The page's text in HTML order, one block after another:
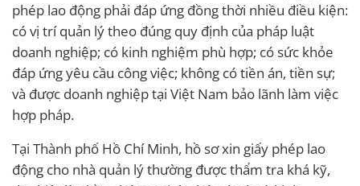
phép lao động phải đáp ứng đồng thời nhiều điều kiện:
có vị trí quản lý theo đúng quy định của pháp luật
doanh nghiệp; có kinh nghiệm phù hợp; có sức khỏe
đáp ứng yêu cầu công việc; không có tiền án, tiền sự;
và được doanh nghiệp tại Việt Nam bảo lãnh làm việc
hợp pháp.
Tại Thành phố Hồ Chí Minh, hồ sơ xin giấy phép lao
động cho nhà quản lý thường được thẩm tra khá kỹ,